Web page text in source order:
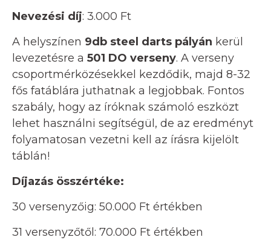
Nevezési díj: 3.000 Ft
A helyszínen 9db steel darts pályán kerül
levezetésre a 501 DO verseny. A verseny
csoportmérközésekkel kezdődik, majd 8-32
fős fatáblára juthatnak a legjobbak. Fontos
szabály, hogy az íróknak számoló eszközt
lehet használni segítségül, de az eredményt
folyamatosan vezetni kell az írásra kijelölt
táblán!
Díjazás összértéke:
30 versenyzőig: 50.000 Ft értékben
31 versenyzőtől: 70.000 Ft értékben